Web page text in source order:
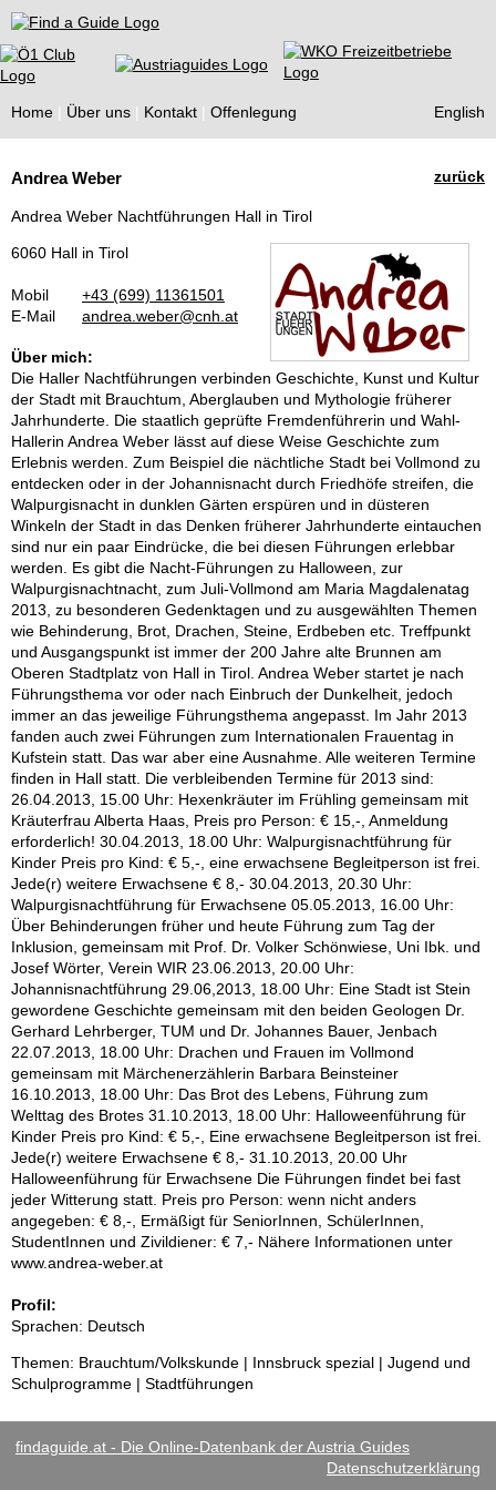
Find a Guide
Home Über uns Kontakt Offenlegung English
Guides
zurück
Andrea Weber
Andrea Weber Nachtführungen Hall in Tirol
6060 Hall in Tirol
Mobil
+43 (699) 11361501
E-Mail
andrea.weber@cnh.at
Über mich:
Die Haller Nachtführungen verbinden Geschichte, Kunst und Kultur
der Stadt mit Brauchtum, Aberglauben und Mythologie früherer
Jahrhunderte. Die staatlich geprüfte Fremdenführerin und Wahl-
Hallerin Andrea Weber lässt auf diese Weise Geschichte zum
Erlebnis werden. Zum Beispiel die nächtliche Stadt bei Vollmond zu
entdecken oder in der Johannisnacht durch Friedhöfe streifen, die
Walpurgisnacht in dunklen Gärten erspüren und in düsteren
Winkeln der Stadt in das Denken früherer Jahrhunderte eintauchen
sind nur ein paar Eindrücke, die bei diesen Führungen erlebbar
werden. Es gibt die Nacht-Führungen zu Halloween, zur
Walpurgisnachtnacht, zum Juli-Vollmond am Maria Magdalenatag
2013, zu besonderen Gedenktagen und zu ausgewählten Themen
wie Behinderung, Brot, Drachen, Steine, Erdbeben etc. Treffpunkt
und Ausgangspunkt ist immer der 200 Jahre alte Brunnen am
Oberen Stadtplatz von Hall in Tirol. Andrea Weber startet je nach
Führungsthema vor oder nach Einbruch der Dunkelheit, jedoch
immer an das jeweilige Führungsthema angepasst. Im Jahr 2013
fanden auch zwei Führungen zum Internationalen Frauentag in
Kufstein statt. Das war aber eine Ausnahme. Alle weiteren Termine
finden in Hall statt. Die verbleibenden Termine für 2013 sind:
26.04.2013, 15.00 Uhr: Hexenkräuter im Frühling gemeinsam mit
Kräuterfrau Alberta Haas, Preis pro Person: € 15,-, Anmeldung
erforderlich! 30.04.2013, 18.00 Uhr: Walpurgisnachtführung für
Kinder Preis pro Kind: € 5,-, eine erwachsene Begleitperson ist frei.
Jede(r) weitere Erwachsene € 8,- 30.04.2013, 20.30 Uhr:
Walpurgisnachtführung für Erwachsene 05.05.2013, 16.00 Uhr:
Über Behinderungen früher und heute Führung zum Tag der
Inklusion, gemeinsam mit Prof. Dr. Volker Schönwiese, Uni Ibk. und
Josef Wörter, Verein WIR 23.06.2013, 20.00 Uhr:
Johannisnachtführung 29.06,2013, 18.00 Uhr: Eine Stadt ist Stein
gewordene Geschichte gemeinsam mit den beiden Geologen Dr.
Gerhard Lehrberger, TUM und Dr. Johannes Bauer, Jenbach
22.07.2013, 18.00 Uhr: Drachen und Frauen im Vollmond
gemeinsam mit Märchenerzählerin Barbara Beinsteiner
16.10.2013, 18.00 Uhr: Das Brot des Lebens, Führung zum
Welttag des Brotes 31.10.2013, 18.00 Uhr: Halloweenführung für
Kinder Preis pro Kind: € 5,-, Eine erwachsene Begleitperson ist frei.
Jede(r) weitere Erwachsene € 8,- 31.10.2013, 20.00 Uhr
Halloweenführung für Erwachsene Die Führungen findet bei fast
jeder Witterung statt. Preis pro Person: wenn nicht anders
angegeben: € 8,-, Ermäßigt für SeniorInnen, SchülerInnen,
StudentInnen und Zivildiener: € 7,- Nähere Informationen unter
www.andrea-weber.at
Profil:
Sprachen: Deutsch
Themen: Brauchtum/Volkskunde | Innsbruck spezial | Jugend und
Schulprogramme | Stadtführungen
findaguide.at - Die Online-Datenbank der Austria Guides
Datenschutzerklärung